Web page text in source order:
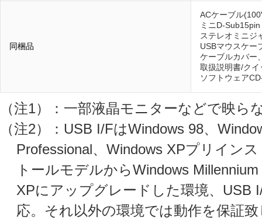
同梱品
ACケーブル
ミニD-
ステレオミニジ
USBマウスケー
ケーブルカバー
取扱説明書/ク
ソフトウェア
（注1）：一部液晶モニターなどで映ら
（注2）：USB I/FはWindows 98、
Professional、Windows XPプリイン
トールモデルからWindows
XPにアップグレードした環境、USB
応。それ以外の環境では動作を保証